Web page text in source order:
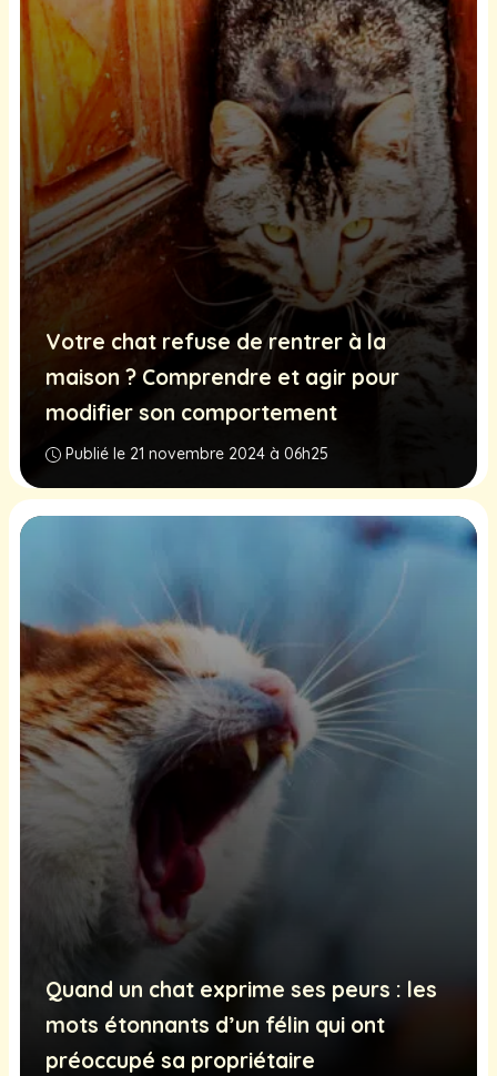
Votre chat refuse de rentrer à la
maison ? Comprendre et agir pour
modifier son comportement
Publié le 21 novembre 2024 à 06h25
Quand un chat exprime ses peurs : les
mots étonnants d’un félin qui ont
préoccupé sa propriétaire